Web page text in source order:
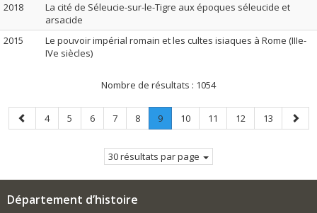
2018
La cité de Séleucie-sur-le-Tigre aux époques séleucide et
arsacide
2015
Le pouvoir impérial romain et les cultes isiaques à Rome (IIIe-
IVe siècles)
Nombre de résultats : 1054
Page
précédente
Page
4 Page
5 Page
6 Page
7 Page
8 Page
9.
Page
Page
10 Page
11 Page
12 Page
13
Page
30 résultats par page
Département d’histoire